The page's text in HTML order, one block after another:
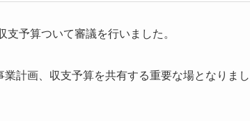
予算ついて審議を行いました。
計画、収支予算を共有する重要な場となりまし